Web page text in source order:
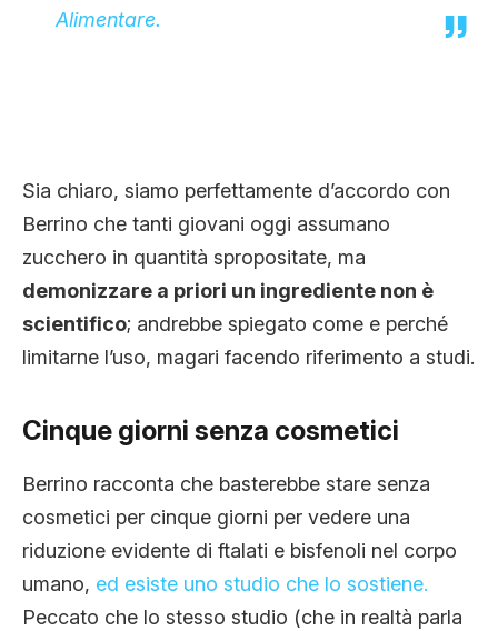
Alimentare.
Sia chiaro, siamo perfettamente d’accordo con
Berrino che tanti giovani oggi assumano
zucchero in quantità spropositate, ma
demonizzare a priori un ingrediente non è
scientifico; andrebbe spiegato come e perché
limitarne l’uso, magari facendo riferimento a studi.
Cinque giorni senza cosmetici
Berrino racconta che basterebbe stare senza
cosmetici per cinque giorni per vedere una
riduzione evidente di ftalati e bisfenoli nel corpo
umano, ed esiste uno studio che lo sostiene.
Peccato che lo stesso studio (che in realtà parla